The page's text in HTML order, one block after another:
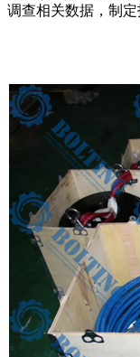
调查相关数据，制定